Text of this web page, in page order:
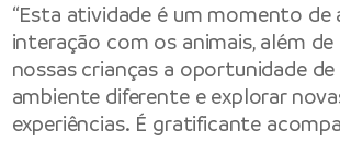
“Esta atividade é um momento de
interação com os animais, além de
nossas crianças a oportunidade
ambiente diferente e explorar
experiências. É gratificante